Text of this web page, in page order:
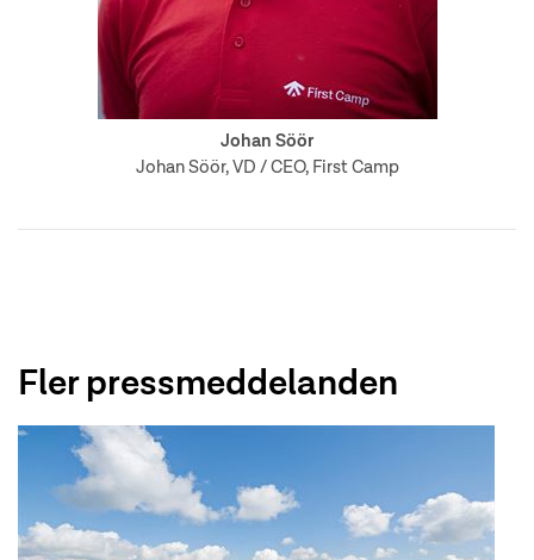
Johan Söör
Johan Söör, VD / CEO, First Camp
Fler pressmeddelanden